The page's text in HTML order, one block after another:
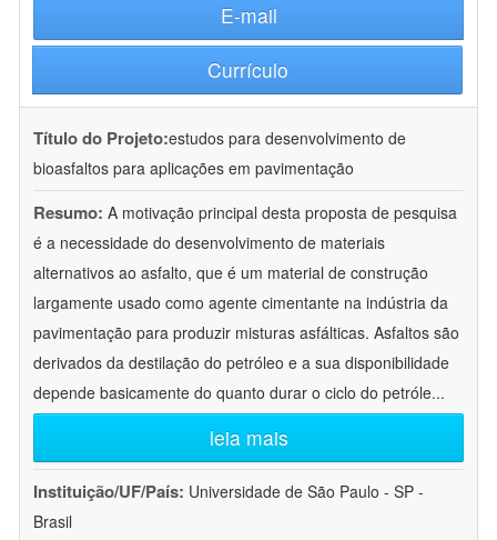
E-mail
Currículo
Título do Projeto:estudos para desenvolvimento de
bioasfaltos para aplicações em pavimentação
Resumo: A motivação principal desta proposta de pesquisa
é a necessidade do desenvolvimento de materiais
alternativos ao asfalto, que é um material de construção
largamente usado como agente cimentante na indústria da
pavimentação para produzir misturas asfálticas. Asfaltos são
derivados da destilação do petróleo e a sua disponibilidade
depende basicamente do quanto durar o ciclo do petróle...
leia mais
Instituição/UF/País: Universidade de São Paulo - SP -
Brasil